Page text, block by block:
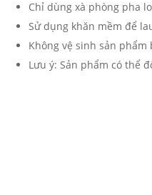
Chỉ dùng xà phòng pha
Sử dụng khăn mềm để
Không vệ sinh sản
Lưu ý: Sản phẩm có thể